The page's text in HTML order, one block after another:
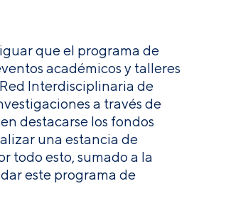
que el programa de
académicos y talleres
Interdisciplinaria de
a través de
destacarse los fondos
una estancia de
todo esto, sumado a la
este programa de